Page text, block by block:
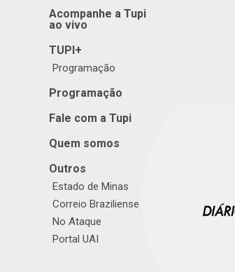
Acompanhe a Tupi
ao vivo
TUPI+
Programação
Programação
Fale com a Tupi
Quem somos
Outros
Estado de Minas
Correio Braziliense
No Ataque
Portal UAI